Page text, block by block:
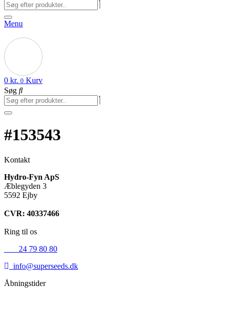
Menu
0 kr. 0 Kurv
Søg
#153543
Kontakt
Hydro-Fyn ApS
Æblegyden 3
5592 Ejby
CVR: 40337466
Ring til os
24 79 80 80
info@superseeds.dk
Åbningstider